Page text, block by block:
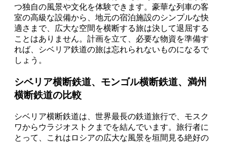
つ独自の風景や文化を体験できます。豪華な列車の客
室の高級な設備から、地元の宿泊施設のシンプルな快
適さまで、広大な空間を横断する旅は決して退屈する
ことはありません。計画を立て、必要な物資を準備す
れば、シベリア鉄道の旅は忘れられないものになるで
しょう。
シベリア横断鉄道、モンゴル横断鉄道、満州
横断鉄道の比較
シベリア横断鉄道は、世界最長の鉄道旅行で、モスク
ワからウラジオストクまでを結んでいます。旅行者に
とって、これはロシアの広大な風景を垣間見る絶好の